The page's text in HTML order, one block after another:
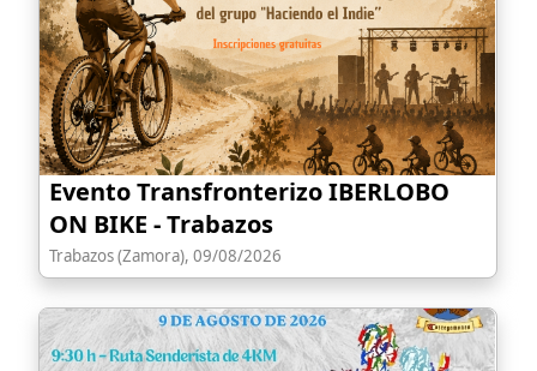
Evento Transfronterizo IBERLOBO
ON BIKE - Trabazos
Trabazos (Zamora), 09/08/2026